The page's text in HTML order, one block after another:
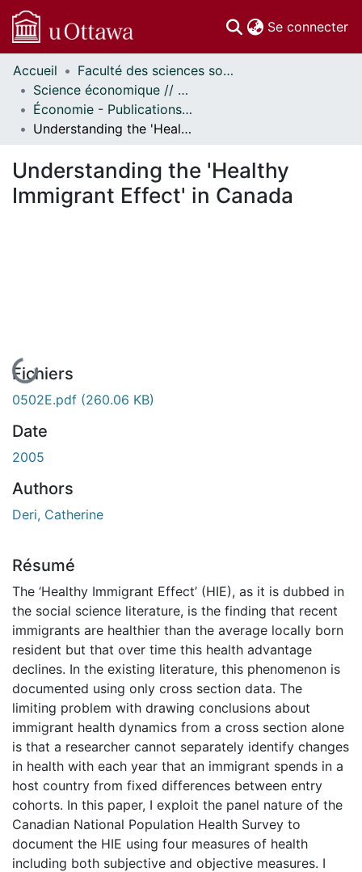
Se connecter
Communautés
et collections
Parcourir
Statistiques
À propos
Accueil
Faculté des sciences sociales // Faculty of Social Sciences
Science économique // Economics
Économie - Publications // Economics - Working Papers
Understanding the 'Healthy Immigrant Effect' in Canada
Understanding the 'Healthy
Immigrant Effect' in Canada
En cours de chargement...
Fichiers
0502E.pdf (260.06 KB)
Date
2005
Authors
Deri, Catherine
Résumé
The ‘Healthy Immigrant Effect’ (HIE), as it is dubbed in
the social science literature, is the finding that recent
immigrants are healthier than the average locally born
resident but that over time this health advantage
declines. In the existing literature, this phenomenon is
documented using only cross section data. The
limiting problem with drawing conclusions about
immigrant health dynamics from a cross section alone
is that a researcher cannot separately identify changes
in health with each year that an immigrant spends in a
host country from fixed differences between entry
cohorts. In this paper, I exploit the panel nature of the
Canadian National Population Health Survey to
document the HIE using four measures of health
including both subjective and objective measures. I